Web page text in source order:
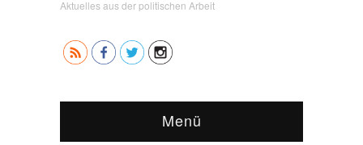
Aktuelles aus der politischen Arbeit
Menü